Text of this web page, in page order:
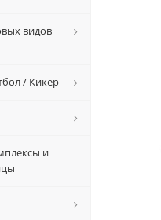
видов
/ Кикер
и